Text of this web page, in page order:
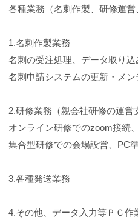
各種業務（名刺作製、研修運
1.名刺作製業務
名刺の受注処理、データ取り込
名刺申請システムの更新・メ
2.研修業務（親会社研修の運営
オンライン研修でのzoom接続
集合型研修での会場設営、PC
3.各種発送業務
4.その他、データ入力等ＰＣ